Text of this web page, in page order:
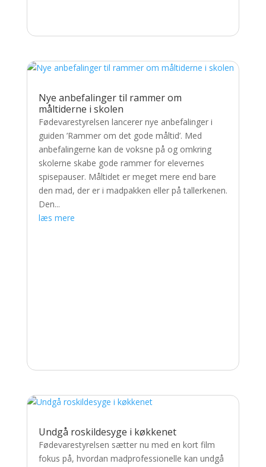
Nye anbefalinger til rammer om
måltiderne i skolen
Fødevarestyrelsen lancerer nye anbefalinger i
guiden ’Rammer om det gode måltid’. Med
anbefalingerne kan de voksne på og omkring
skolerne skabe gode rammer for elevernes
spisepauser. Måltidet er meget mere end bare
den mad, der er i madpakken eller på tallerkenen.
Den...
læs mere
Undgå roskildesyge i køkkenet
Fødevarestyrelsen sætter nu med en kort film
fokus på, hvordan madprofessionelle kan undgå